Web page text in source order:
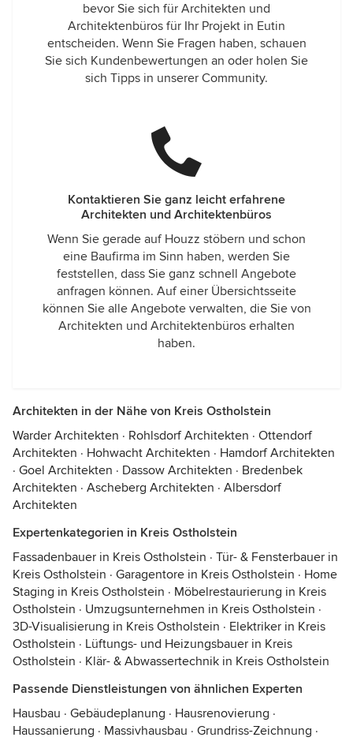
bevor Sie sich für Architekten und
Architektenbüros für Ihr Projekt in Eutin
entscheiden. Wenn Sie Fragen haben, schauen
Sie sich Kundenbewertungen an oder holen Sie
sich Tipps in unserer Community.
Kontaktieren Sie ganz leicht erfahrene
Architekten und Architektenbüros
Wenn Sie gerade auf Houzz stöbern und schon
eine Baufirma im Sinn haben, werden Sie
feststellen, dass Sie ganz schnell Angebote
anfragen können. Auf einer Übersichtsseite
können Sie alle Angebote verwalten, die Sie von
Architekten und Architektenbüros erhalten
haben.
Architekten in der Nähe von Kreis Ostholstein
Warder Architekten · Rohlsdorf Architekten · Ottendorf
Architekten · Hohwacht Architekten · Hamdorf Architekten
· Goel Architekten · Dassow Architekten · Bredenbek
Architekten · Ascheberg Architekten · Albersdorf
Architekten
Expertenkategorien in Kreis Ostholstein
Fassadenbauer in Kreis Ostholstein · Tür- & Fensterbauer in
Kreis Ostholstein · Garagentore in Kreis Ostholstein · Home
Staging in Kreis Ostholstein · Möbelrestaurierung in Kreis
Ostholstein · Umzugsunternehmen in Kreis Ostholstein ·
3D-Visualisierung in Kreis Ostholstein · Elektriker in Kreis
Ostholstein · Lüftungs- und Heizungsbauer in Kreis
Ostholstein · Klär- & Abwassertechnik in Kreis Ostholstein
Passende Dienstleistungen von ähnlichen Experten
Hausbau · Gebäudeplanung · Hausrenovierung ·
Haussanierung · Massivhausbau · Grundriss-Zeichnung ·